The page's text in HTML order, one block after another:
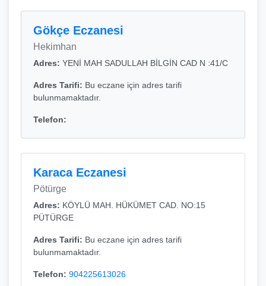
Gökçe Eczanesi
Hekimhan
Adres: YENİ MAH SADULLAH BİLGİN CAD N :41/C
Adres Tarifi: Bu eczane için adres tarifi
bulunmamaktadır.
Telefon:
Karaca Eczanesi
Pötürge
Adres: KÖYLÜ MAH. HÜKÜMET CAD. NO:15
PÜTÜRGE
Adres Tarifi: Bu eczane için adres tarifi
bulunmamaktadır.
Telefon: 904225613026